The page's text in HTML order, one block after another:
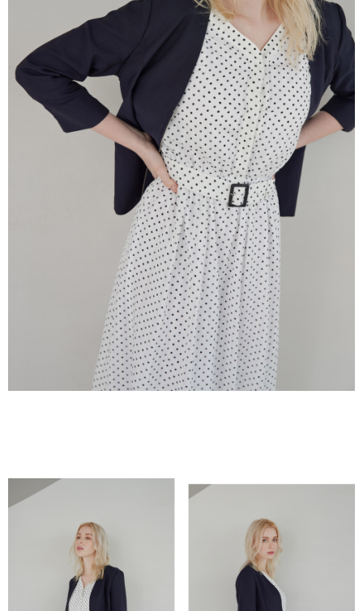
是否繳費成功／繳費後需取消欲退款等相關疑問，請聯繫「AFTEE先享後付
客戶支援中心」https://netprotections.freshdesk.com/support/home
【注意事項】
１．透過由恩沛科技股份有限公司提供之「AFTEE先享後付」服務完成之交
易，需依本服務之必要範圍內提供個人資料，並將交易相關給付款項請求債
權轉讓予恩沛科技股份有限公司。
２．關於個人資料處理事宜，請瀏覽以下網址：
https://aftee.tw/terms/#terms3
３．未成年的使用者請事先徵得法定代理人或監護人之同意方可使用
「AFTEE先享後付」，若未經同意申辦者引起之損失，本公司不負相關責
４．使用「AFTEE先享後付」時，將依據個別帳號之用戶狀況，依本公司即
時審查核予不同之上限額度；若仍有額度不足之情形，本公司將視審查結果
請求用戶進行身份認證。
５．嚴禁一人註冊多個帳號或使用他人資訊註冊。若發現惡意使用之情形，
恩沛科技股份有限公司將有權停止該用戶之使用額度並採取法律行動。
宅配-滿2000元免運
每筆NT$120，滿NT$2,000(含以上)免運費